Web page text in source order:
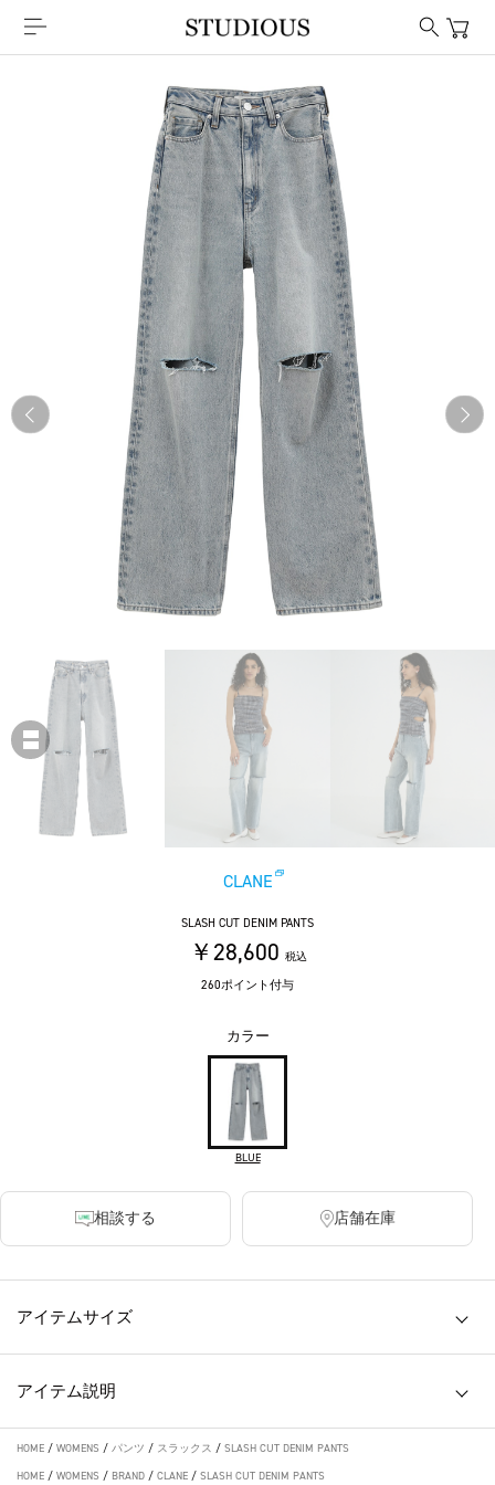
CLANE
SLASH CUT DENIM PANTS
￥28,600 税込
260ポイント付与
カラー
BLUE
相談する 店舗在庫
アイテムサイズ
アイテム説明
HOME / WOMENS / パンツ / スラックス / SLASH CUT DENIM PANTS
HOME / WOMENS / BRAND / CLANE / SLASH CUT DENIM PANTS